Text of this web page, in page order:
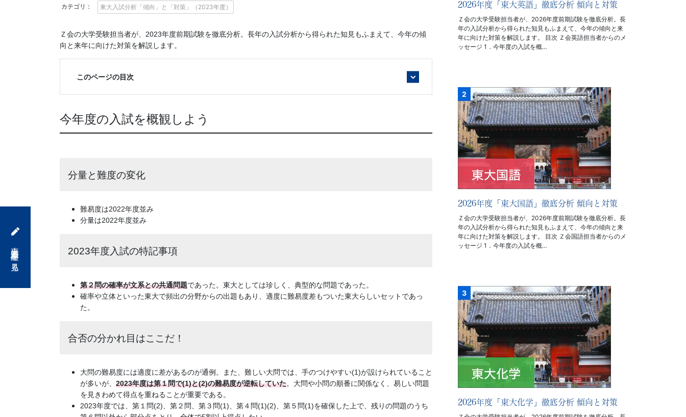
の
「合
格
直
カテゴリ： 東大入試分析「傾向」と「対策」（2023年度）
Ｚ会の大学受験担当者が、 2023年度前期試験を徹底分析。長年の入試分析から得られた知見もふまえて、今年の傾
向と来年に向けた対策を解説します。
このページの目次
今年度の入試を概観しよう
分量と難度の変化
難易度は2022年度並み
分量は2022年度並み
2023年度入試の特記事項
第２問の確率が文系との共通問題であった。東大としては珍しく、典型的な問題であった。
確率や立体といった東大で頻出の分野からの出題もあり、適度に難易度差もついた東大らしいセットであっ
た。
合否の分かれ目はここだ！
大問の難易度には適度に差があるのが通例。また、難しい大問では、手のつけやすい(1)が設けられていること
が多いが、 2023年度は第１問で(1)と(2)の難易度が逆転していた。大問や小問の順番に関係なく、易しい問題
を見きわめて得点を重ねることが重要である。
2023年度では、第１問(2)、第２問、第３問(1)、第４問(1)(2)、第５問(1)を確保した上で、残りの問題のうち
2026年度「東大英語」徹底分析 傾向と対策
Ｚ会の大学受験担当者が、2026年度前期試験を徹底分析。長
年の入試分析から得られた知見もふまえて、今年の傾向と来
年に向けた対策を解説します。 目次 Ｚ会英語担当者からのメ
ッセージ 1．今年度の入試を概…
2026年度「東大国語」徹底分析 傾向と対策
Ｚ会の大学受験担当者が、2026年度前期試験を徹底分析。長
年の入試分析から得られた知見もふまえて、今年の傾向と来
年に向けた対策を解説します。 目次 Ｚ会国語担当者からのメ
ッセージ 1．今年度の入試を概…
2026年度「東大化学」徹底分析 傾向と対策
東大対策講座を見る